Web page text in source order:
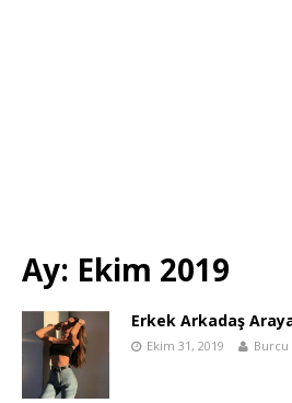
Ay: Ekim 2019
Erkek Arkadaş
Ekim 31, 2019 Burcu